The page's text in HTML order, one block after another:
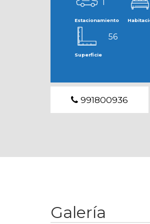
Estacionamiento
56
Superficie
991800936
Galería